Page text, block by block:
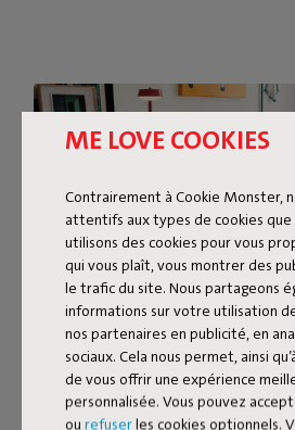
ME LOVE COOKIES
Contrairement à Cookie Monster,
attentifs aux types de cookies que
utilisons des cookies pour vous
qui vous plaît, vous montrer des
le trafic du site. Nous partageons
informations sur votre utilisation
nos partenaires en publicité, en
sociaux. Cela nous permet, ainsi
de vous offrir une expérience
personnalisée. Vous pouvez
ou refuserles cookies optionnels.
PETIT POUF EN